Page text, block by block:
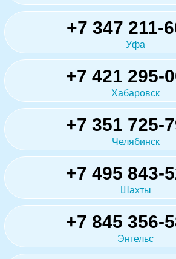
+7 347 211-
Уфа
+7 421 295-
Хабаровск
+7 351 725-
Челябинск
+7 495 843-
Шахты
+7 845 356-
Энгельс